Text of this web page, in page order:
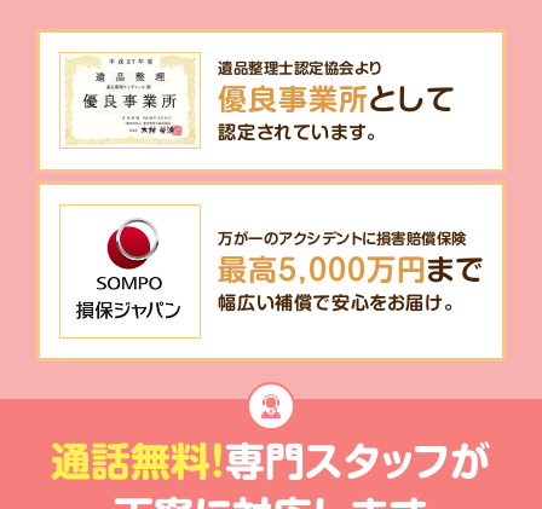
遺品整理士認定協会より
優良事業所として
認定されています。
万が一のアクシデントに損害賠償保険
最高5,000万円まで
幅広い補償で安心をお届け。
通話無料!専門スタッフが